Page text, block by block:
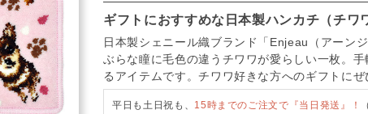
ギフトにおすすめな日本製ハンカチ（チワ
日本製シェニール織ブランド「Enjeau（アーン
ぶらな瞳に毛色の違うチワワが愛らしい一枚。
るアイテムです。チワワ好きな方へのギフトにぜ
平日も土日祝も、 15時までのご注文で『当日発送』！